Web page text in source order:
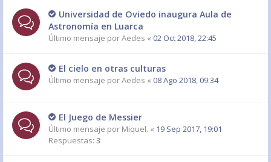
Universidad de Oviedo inaugura Aula de
Astronomía en Luarca
Último mensaje porAedes « 02 Oct 2018, 22:45
El cielo en otras culturas
Último mensaje porAedes « 08 Ago 2018, 09:34
El Juego de Messier
Último mensaje por Miquel. « 19 Sep 2017, 19:01
Respuestas: 3